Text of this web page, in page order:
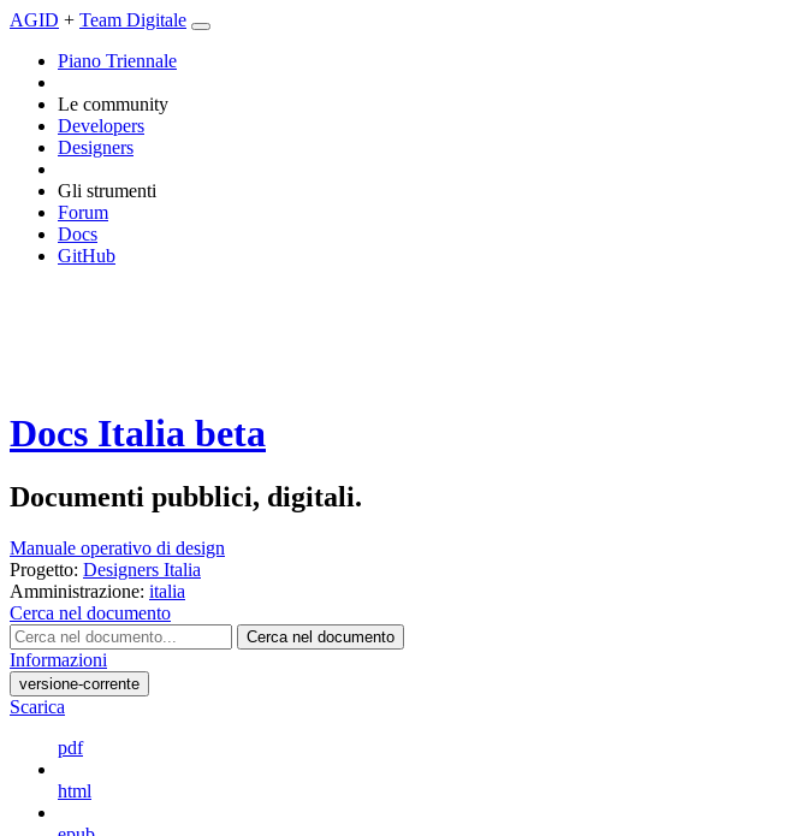
AGID + Team Digitale
Piano Triennale
Le community
Developers
Designers
Gli strumenti
Forum
Docs
GitHub
Docs Italia beta
Documenti pubblici, digitali.
Manuale operativo di design
Progetto: Designers Italia
Amministrazione: italia
Cerca nel documento
Cerca nel documento
Informazioni
versione-corrente
Scarica
pdf
html